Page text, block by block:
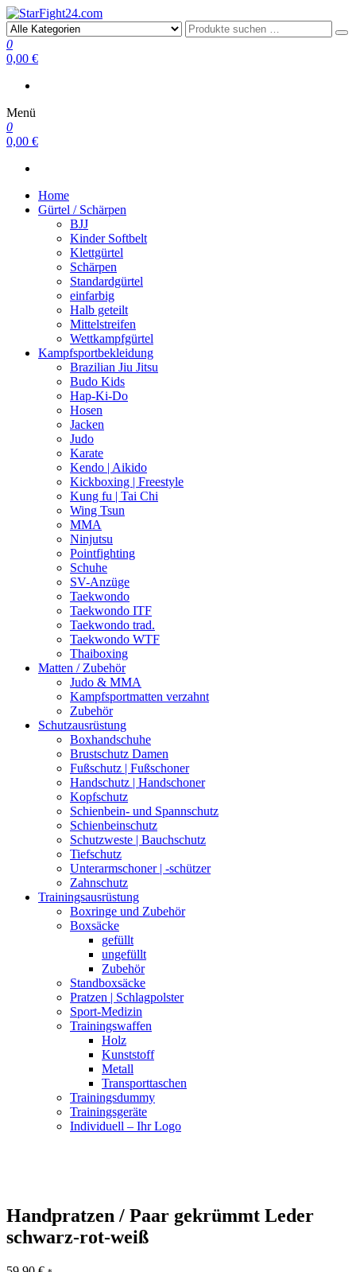
StarFight24.com
Kampfsportartikel
0
0,00 €
Menü
0
0,00 €
Home
Gürtel / Schärpen
BJJ
Kinder Softbelt
Klettgürtel
Schärpen
Standardgürtel
einfarbig
Halb geteilt
Mittelstreifen
Wettkampfgürtel
Kampfsportbekleidung
Brazilian Jiu Jitsu
Budo Kids
Hap-Ki-Do
Hosen
Jacken
Judo
Karate
Kendo | Aikido
Kickboxing | Freestyle
Kung fu | Tai Chi
Wing Tsun
MMA
Ninjutsu
Pointfighting
Schuhe
SV-Anzüge
Taekwondo
Taekwondo ITF
Taekwondo trad.
Taekwondo WTF
Thaiboxing
Matten / Zubehör
Judo & MMA
Kampfsportmatten verzahnt
Zubehör
Schutzausrüstung
Boxhandschuhe
Brustschutz Damen
Fußschutz | Fußschoner
Handschutz | Handschoner
Kopfschutz
Schienbein- und Spannschutz
Schienbeinschutz
Schutzweste | Bauchschutz
Tiefschutz
Unterarmschoner | -schützer
Zahnschutz
Trainingsausrüstung
Boxringe und Zubehör
Boxsäcke
gefüllt
ungefüllt
Zubehör
Standboxsäcke
Pratzen | Schlagpolster
Sport-Medizin
Trainingswaffen
Holz
Kunststoff
Metall
Transporttaschen
Trainingsdummy
Trainingsgeräte
Individuell – Ihr Logo
Handpratzen / Paar gekrümmt Leder
schwarz-rot-weiß